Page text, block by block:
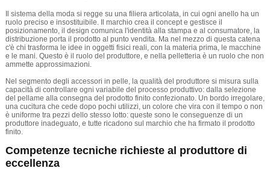
Il sistema della moda si regge su una filiera articolata, in cui ogni anello ha un
ruolo preciso e insostituibile. Il marchio crea il concept e gestisce il
posizionamento, il design comunica l'identità alla stampa e al consumatore, la
distribuzione porta il prodotto al punto vendita. Ma nel mezzo di questa catena
c'è chi trasforma le idee in oggetti fisici reali, con la materia prima, le macchine
e le mani. Questo è il ruolo del produttore, e nella pelletteria è un ruolo che non
ammette approssimazioni.
Nel segmento degli accessori in pelle, la qualità del produttore si misura sulla
capacità di controllare ogni variabile del processo produttivo: dalla selezione
del pellame alla consegna del prodotto finito confezionato. Un bordo irregolare,
una cucitura che cede dopo pochi utilizzi, un colore che vira con il tempo o non
è uniforme tra pezzi dello stesso lotto: queste sono le conseguenze di un
produttore inadeguato, e tutte ricadono sul marchio che ha firmato il prodotto
finito.
Competenze tecniche richieste al produttore di
eccellenza